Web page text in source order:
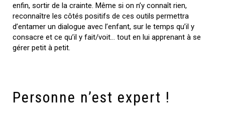
enfin, sortir de la crainte. Même si on n’y connaît rien,
reconnaître les côtés positifs de ces outils permettra
d’entamer un dialogue avec l’enfant, sur le temps qu’il y
consacre et ce qu’il y fait/voit… tout en lui apprenant à se
gérer petit à petit.
Personne n’est expert !